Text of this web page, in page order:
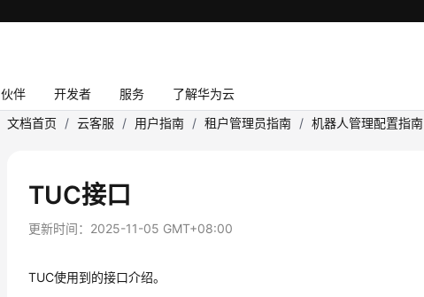
伙伴 开发者 服务 了解华为云
文档首页 / 云客服 / 用户指南 / 租户管理员指南 / 机器人管理配置指南
TUC接口
更新时间： 2025-11-05 GMT+08:00
TUC使用到的接口介绍。